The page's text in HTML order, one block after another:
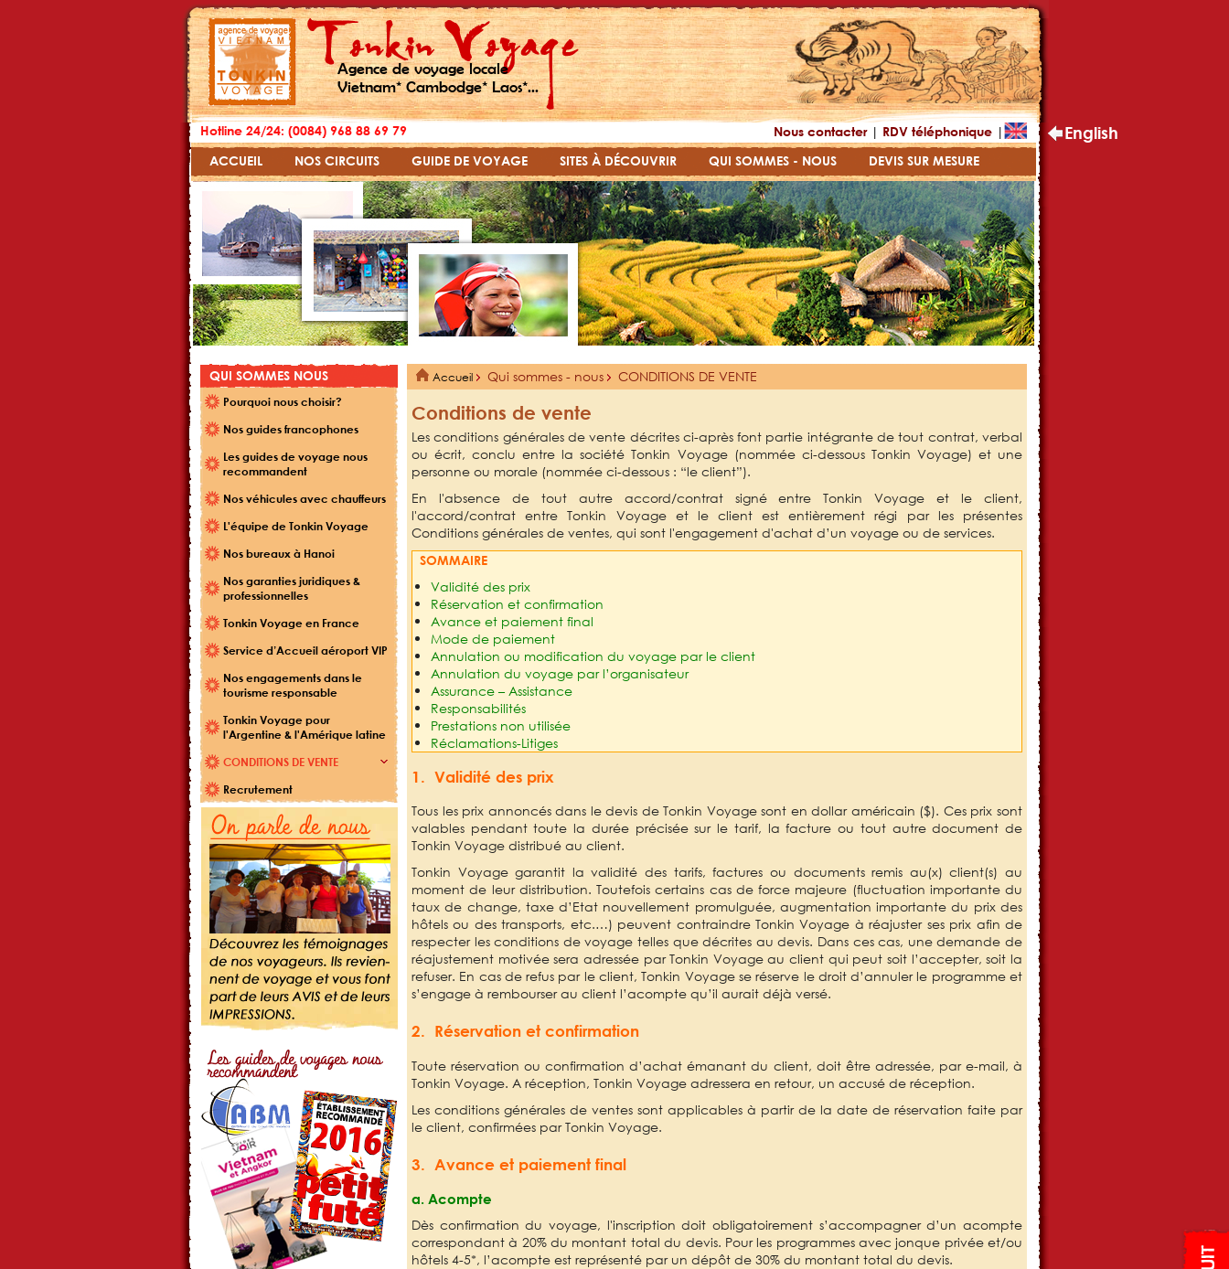
Agence de voyage locale
Vietnam* Cambodge* Laos*...
Nous contacter| RDV téléphonique | English
Hotline 24/24: (0084) 968 88 69 79
ACCUEIL
NOS CIRCUITS GUIDE DE VOYAGE SITES À DÉCOUVRIR QUI SOMMES - NOUS DEVIS SUR MESURE
QUI SOMMES NOUS
Pourquoi nous choisir?
Nos guides francophones
Les guides de voyage nous
recommandent
Nos véhicules avec chauffeurs
L'équipe de Tonkin Voyage
Nos bureaux à Hanoi
Nos garanties juridiques &
professionnelles
Tonkin Voyage en France
Service d’Accueil aéroport VIP
Nos engagements dans le
tourisme responsable
Tonkin Voyage pour
l'Argentine & l'Amérique latine
CONDITIONS DE VENTE
Recrutement
Accueil Qui sommes - nous CONDITIONS DE VENTE
Conditions de vente
Les conditions générales de vente décrites ci-après font partie intégrante de tout contrat, verbal
ou écrit, conclu entre la société Tonkin Voyage (nommée ci-dessous Tonkin Voyage) et une
personne ou morale (nommée ci-dessous : “le client”).
En l'absence de tout autre accord/contrat signé entre Tonkin Voyage et le client,
l'accord/contrat entre Tonkin Voyage et le client est entièrement régi par les présentes
Conditions générales de ventes, qui sont l'engagement d'achat d’un voyage ou de services.
SOMMAIRE
Validité des prix
Réservation et confirmation
Avance et paiement final
Mode de paiement
Annulation ou modification du voyage par le client
Annulation du voyage par l’organisateur
Assurance – Assistance
Responsabilités
Prestations non utilisée
Réclamations-Litiges
1. Validité des prix
Tous les prix annoncés dans le devis de Tonkin Voyage sont en dollar américain ($). Ces prix sont
valables pendant toute la durée précisée sur le tarif, la facture ou tout autre document de
Tonkin Voyage distribué au client.
Tonkin Voyage garantit la validité des tarifs, factures ou documents remis au(x) client(s) au
moment de leur distribution. Toutefois certains cas de force majeure (fluctuation importante du
taux de change, taxe d’Etat nouvellement promulguée, augmentation importante du prix des
hôtels ou des transports, etc.…) peuvent contraindre Tonkin Voyage à réajuster ses prix afin de
respecter les conditions de voyage telles que décrites au devis. Dans ces cas, une demande de
réajustement motivée sera adressée par Tonkin Voyage au client qui peut soit l’accepter, soit la
refuser. En cas de refus par le client, Tonkin Voyage se réserve le droit d’annuler le programme et
s’engage à rembourser au client l’acompte qu’il aurait déjà versé.
2. Réservation et confirmation
Toute réservation ou confirmation d’achat émanant du client, doit être adressée, par e-mail, à
Tonkin Voyage. A réception, Tonkin Voyage adressera en retour, un accusé de réception.
Les conditions générales de ventes sont applicables à partir de la date de réservation faite par
le client, confirmées par Tonkin Voyage.
3. Avance et paiement final
a. Acompte
Dès confirmation du voyage, l'inscription doit obligatoirement s’accompagner d’un acompte
correspondant à 20% du montant total du devis. Pour les programmes avec jonque privée et/ou
hôtels 4-5*, l’acompte est représenté par un dépôt de 30% du montant total du devis.